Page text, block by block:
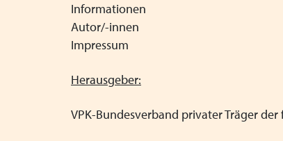
Informationen
Autor/-innen
Impressum
Herausgeber:
VPK-Bundesverband privater Träger